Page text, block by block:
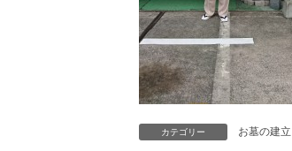
カテゴリー お墓の建立